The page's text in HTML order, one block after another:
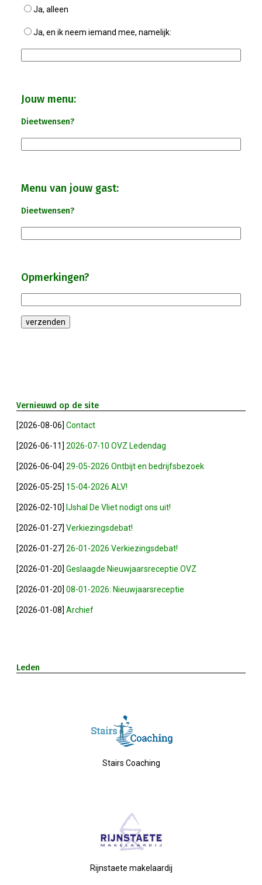
Bezoek Aan Mike Van Bemmelen
2025-01-02 Van De Voorzitter
Bezoek Aan Swetterhage
Winkeltijden Verruimd
Geslaagde Ledendag!
Nieuwjaarsreceptie In Sfeer
Prachtige (leden-)dag 2023
Notulen ALV 2023
Na 13 Jaar: Hugo Choufour Stopt Als
Save The Date: 13 April 2023
Eerste Zoeterwoudse
ALV 2022 - Notulen
Subsidie Van Economie071
UBO-Register (!!)
Eerste Meet & Greet Druk Bezocht
Save The Date(s)
Ja, alleen
Ja, en ik neem iemand mee, namelijk:
Jouw menu:
Dieetwensen?
Menu van jouw gast:
Dieetwensen?
Opmerkingen?
Vernieuwd op de site
[2026-08-06] Contact
[2026-06-11] 2026-07-10 OVZ Ledendag
[2026-06-04] 29-05-2026 Ontbijt en bedrijfsbezoek
[2026-05-25] 15-04-2026 ALV!
[2026-02-10] IJshal De Vliet nodigt ons uit!
[2026-01-27] Verkiezingsdebat!
[2026-01-27] 26-01-2026 Verkiezingsdebat!
[2026-01-20] Geslaagde Nieuwjaarsreceptie OVZ
[2026-01-20] 08-01-2026: Nieuwjaarsreceptie
[2026-01-08] Archief
Leden
Stairs Coaching
Rijnstaete makelaardij